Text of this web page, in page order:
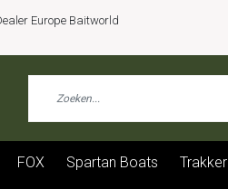
Europe Baitworld
FOX Spartan Boats Trakker